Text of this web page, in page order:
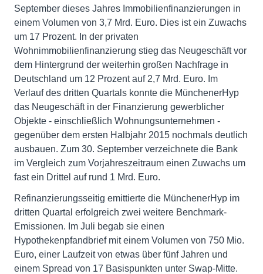
September dieses Jahres Immobilienfinanzierungen in
einem Volumen von 3,7 Mrd. Euro. Dies ist ein Zuwachs
um 17 Prozent. In der privaten
Wohnimmobilienfinanzierung stieg das Neugeschäft vor
dem Hintergrund der weiterhin großen Nachfrage in
Deutschland um 12 Prozent auf 2,7 Mrd. Euro. Im
Verlauf des dritten Quartals konnte die MünchenerHyp
das Neugeschäft in der Finanzierung gewerblicher
Objekte - einschließlich Wohnungsunternehmen -
gegenüber dem ersten Halbjahr 2015 nochmals deutlich
ausbauen. Zum 30. September verzeichnete die Bank
im Vergleich zum Vorjahreszeitraum einen Zuwachs um
fast ein Drittel auf rund 1 Mrd. Euro.
Refinanzierungsseitig emittierte die MünchenerHyp im
dritten Quartal erfolgreich zwei weitere Benchmark-
Emissionen. Im Juli begab sie einen
Hypothekenpfandbrief mit einem Volumen von 750 Mio.
Euro, einer Laufzeit von etwas über fünf Jahren und
einem Spread von 17 Basispunkten unter Swap-Mitte.